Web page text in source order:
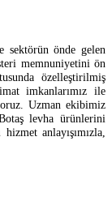
sektörün önde gelen
memnuniyetini ön
özelleştirilmiş
imkanlarımız ile
Uzman ekibimiz
levha ürünlerini
anlayışımızla,